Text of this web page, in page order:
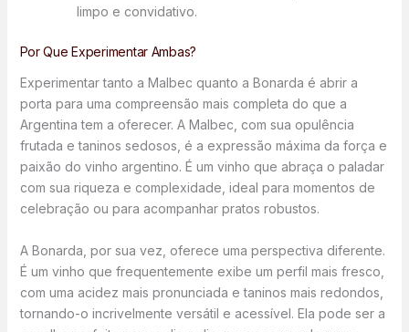
limpo e convidativo.
Por Que Experimentar Ambas?
Experimentar tanto a Malbec quanto a Bonarda é abrir a
porta para uma compreensão mais completa do que a
Argentina tem a oferecer. A Malbec, com sua opulência
frutada e taninos sedosos, é a expressão máxima da força e
paixão do vinho argentino. É um vinho que abraça o paladar
com sua riqueza e complexidade, ideal para momentos de
celebração ou para acompanhar pratos robustos.
A Bonarda, por sua vez, oferece uma perspectiva diferente.
É um vinho que frequentemente exibe um perfil mais fresco,
com uma acidez mais pronunciada e taninos mais redondos,
tornando-o incrivelmente versátil e acessível. Ela pode ser a